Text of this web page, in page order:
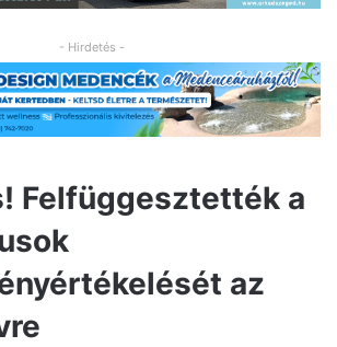
- Hirdetés -
Felfüggesztették a
az